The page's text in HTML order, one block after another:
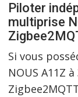
Piloter
multiprise
Si vous
NOUS A11Z